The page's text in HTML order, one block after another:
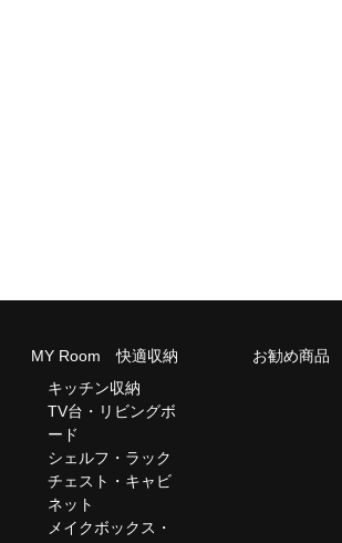
MY Room 快適収納
キッチン収納
TV台・リビングボ
ード
シェルフ・ラック
チェスト・キャビ
ネット
メイクボックス・
お勧め商品